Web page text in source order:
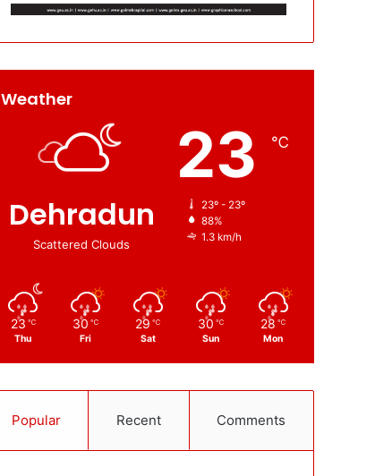
Weather
Dehradun
Scattered Clouds
23 ℃
23º - 23º
88%
1.3 km/h
23 ℃
Thu
30 ℃
Fri
29 ℃
Sat
30 ℃
Sun
28 ℃
Mon
Popular Recent Comments